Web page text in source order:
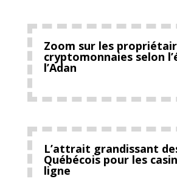
Zoom sur les
cryptomonnaies selon
l’Adan
L’attrait grandissant
Québécois pour les
ligne